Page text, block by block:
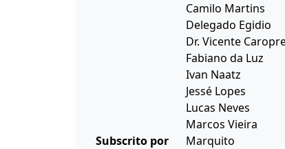
Subscrito por
Camilo Martins
Delegado Egidio
Dr. Vicente
Fabiano da Luz
Ivan Naatz
Jessé Lopes
Lucas Neves
Marcos Vieira
Marquito